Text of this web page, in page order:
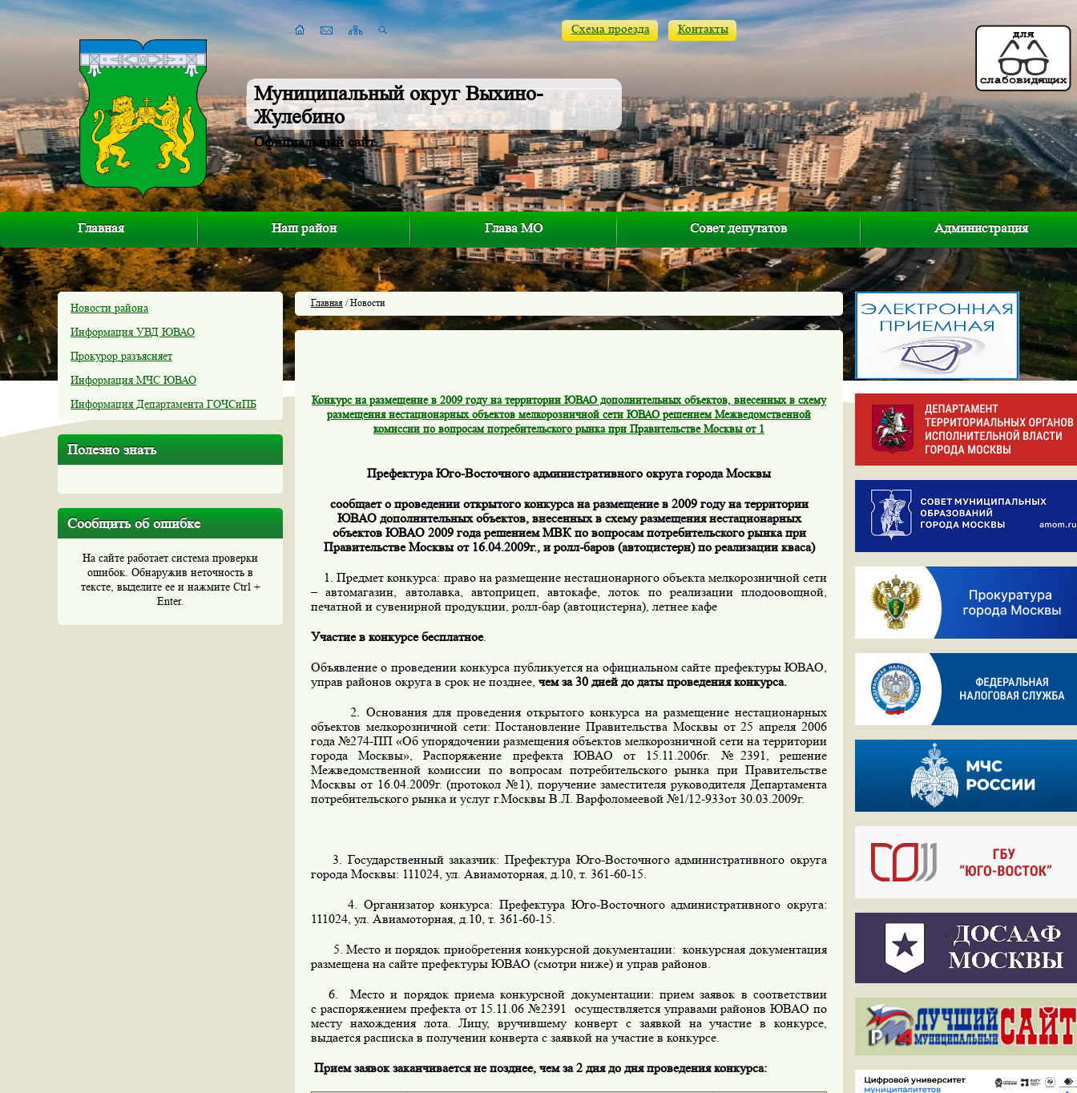
Муниципальный округ Выхино-
Жулебино
Официальный сайт
Схема проезда Контакты
Главная Наш район Глава МО Совет депутатов Администрация
Новости района
Информация УВД ЮВАО
Прокурор разъясняет
Информация МЧС ЮВАО
Информация Департамента ГОЧСиПБ
Полезно знать
Сообщить об ошибке
На сайте работает система проверки
ошибок. Обнаружив неточность в
тексте, выделите ее и нажмите Ctrl +
Enter.
Главная / Новости
Конкурс на размещение в 2009 году на территории ЮВАО дополнительных объектов, внесенных в схему
размещения нестационарных объектов мелкорозничной сети ЮВАО решением Межведомственной
комиссии по вопросам потребительского рынка при Правительстве Москвы от 1
Префектура Юго-Восточного административного округа города Москвы
сообщает о проведении открытого конкурса на размещение в 2009 году на территории
ЮВАО дополнительных объектов, внесенных в схему размещения нестационарных
объектов ЮВАО 2009 года решением МВК по вопросам потребительского рынка при
Правительстве Москвы от 16.04.2009г., и ролл-баров (автоцистерн) по реализации кваса)
1. Предмет конкурса: право на размещение нестационарного объекта мелкорозничной сети
– автомагазин, автолавка, автоприцеп, автокафе, лоток по реализации плодоовощной,
печатной и сувенирной продукции, ролл-бар (автоцистерна), летнее кафе
Участие в конкурсе бесплатное.
Объявление о проведении конкурса публикуется на официальном сайте префектуры ЮВАО,
управ районов округа в срок не позднее, чем за 30 дней до даты проведения конкурса.
2. Основания для проведения открытого конкурса на размещение нестационарных
объектов мелкорозничной сети: Постановление Правительства Москвы от 25 апреля 2006
года №274-ПП «Об упорядочении размещения объектов мелкорозничной сети на территории
города Москвы», Распоряжение префекта ЮВАО от 15.11.2006г. №2391, решение
Межведомственной комиссии по вопросам потребительского рынка при Правительстве
Москвы от 16.04.2009г. (протокол №1), поручение заместителя руководителя Департамента
потребительского рынка и услуг г.Москвы В.Л. Варфоломеевой №1/12-933от 30.03.2009г.
3. Государственный заказчик: Префектура Юго-Восточного административного округа
города Москвы: 111024, ул. Авиамоторная, д.10, т. 361-60-15.
4. Организатор конкурса: Префектура Юго-Восточного административного округа:
111024, ул. Авиамоторная, д.10, т. 361-60-15.
5. Место и порядок приобретения конкурсной документации: конкурсная документация
размещена на сайте префектуры ЮВАО (смотри ниже) и управ районов.
6. Место и порядок приема конкурсной документации: прием заявок в соответствии
с распоряжением префекта от 15.11.06 №2391 осуществляется управами районов ЮВАО по
месту нахождения лота. Лицу, вручившему конверт с заявкой на участие в конкурсе,
выдается расписка в получении конверта с заявкой на участие в конкурсе.
Прием заявок заканчивается не позднее, чем за 2 дня до дня проведения конкурса: